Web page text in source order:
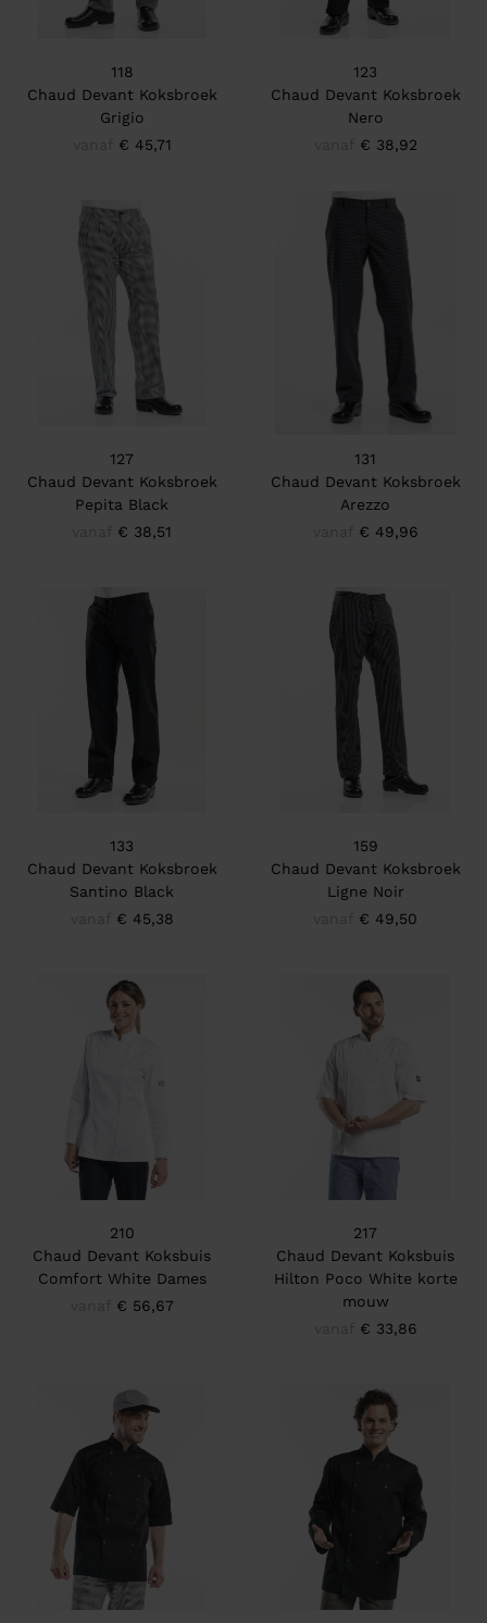
118
Chaud Devant Koksbroek
Grigio
€ 45,71
123
Chaud Devant Koksbroek
Nero
€ 38,92
127
Chaud Devant Koksbroek
Pepita Black
€ 38,51
131
Chaud Devant Koksbroek
Arezzo
€ 49,96
133
Chaud Devant Koksbroek
Santino Black
€ 45,38
159
Chaud Devant Koksbroek
Ligne Noir
€ 49,50
210
Chaud Devant Koksbuis
Comfort White Dames
€ 56,67
217
Chaud Devant Koksbuis
Hilton Poco White korte
mouw
€ 33,86